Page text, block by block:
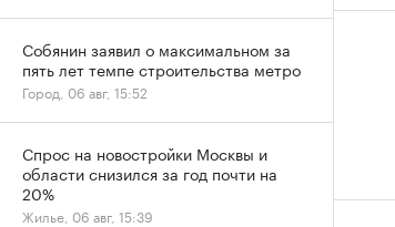
Собянин заявил о максимальном за
пять лет темпе строительства метро
Город, 06 авг, 15:52
Спрос на новостройки Москвы и
области снизился за год почти на
20%
Жилье, 06 авг, 15:39